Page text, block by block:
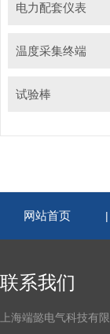
电力配套仪表
温度采集终端
试验棒
网站首页
联系我们
上海端懿电气科技有限